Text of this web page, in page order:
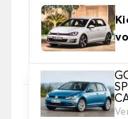
2. Set hoezen